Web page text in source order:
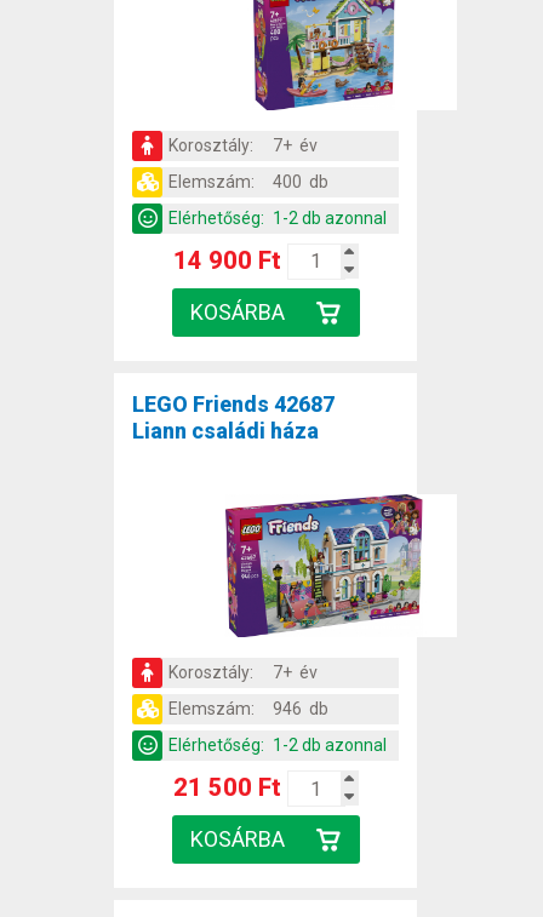
Korosztály:
7+ év
Elemszám:
400 db
Elérhetőség: 1-2 db azonnal
14 900 Ft
LEGO Friends 42687
Liann családi háza
Korosztály:
7+ év
Elemszám:
946 db
Elérhetőség: 1-2 db azonnal
21 500 Ft